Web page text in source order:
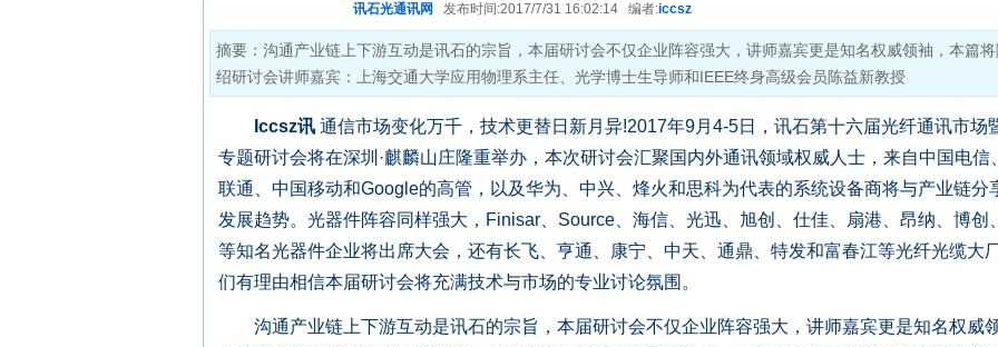
讯石光通讯网 发布时间:2017/7/31 16:02:14 编者:iccsz
摘要：沟通产业链上下游互动是讯石的宗旨，本届研讨会不仅企业阵容强大，讲师嘉宾更是知名权威领袖，本篇
绍研讨会讲师嘉宾：上海交通大学应用物理系主任、光学博士生导师和IEEE终身高级会员陈益新教授
Iccsz讯 通信市场变化万千，技术更替日新月异!2017年9月4-5日，讯石第十六届光纤通讯市场
专题研讨会将在深圳·麒麟山庄隆重举办，本次研讨会汇聚国内外通讯领域权威人士，来自中国电信
联通、中国移动和Google的高管，以及华为、中兴、烽火和思科为代表的系统设备商将与产业链分
发展趋势。光器件阵容同样强大，Finisar、Source、海信、光迅、旭创、仕佳、扇港、昂纳、博创
等知名光器件企业将出席大会，还有长飞、亨通、康宁、中天、通鼎、特发和富春江等光纤光缆大
们有理由相信本届研讨会将充满技术与市场的专业讨论氛围。
沟通产业链上下游互动是讯石的宗旨，本届研讨会不仅企业阵容强大，讲师嘉宾更是知名权威